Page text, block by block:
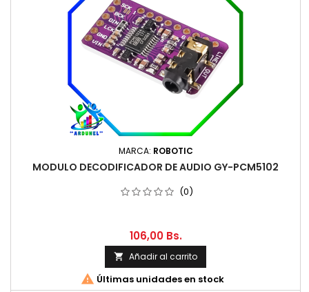
MARCA: ROBOTIC
MODULO DECODIFICADOR DE AUDIO GY-PCM5102
(0)
106,00 Bs.
 Añadir al carrito
 Últimas unidades en stock